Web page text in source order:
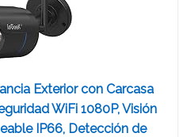
Exterior con Carcasa
WiFi 1080P, Visión
IP66, Detección de